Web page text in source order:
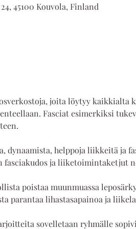
45100 Kouvola, Finland
joita löytyy
Fasciat esimerkiksi
dynaamista, helppoja liikkeitä ja
fasciakudos ja liiketoimintaketjut
poistaa muunmuassa
parantaa lihastasapainoa ja
sovelletaan ryhmälle